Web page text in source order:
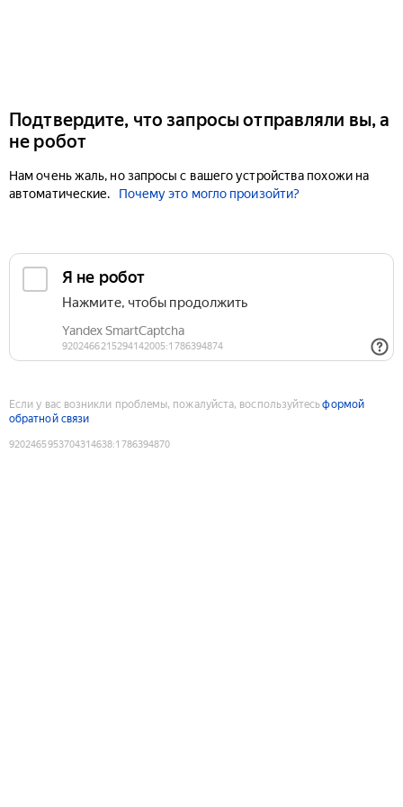
Подтвердите, что запросы отправляли вы, а
не робот
Нам очень жаль, но запросы с вашего устройства похожи на
автоматические.
Почему это могло произойти?
Если у вас возникли проблемы, пожалуйста, воспользуйтесьформой
обратной связи
9202465953704314638:1786394870